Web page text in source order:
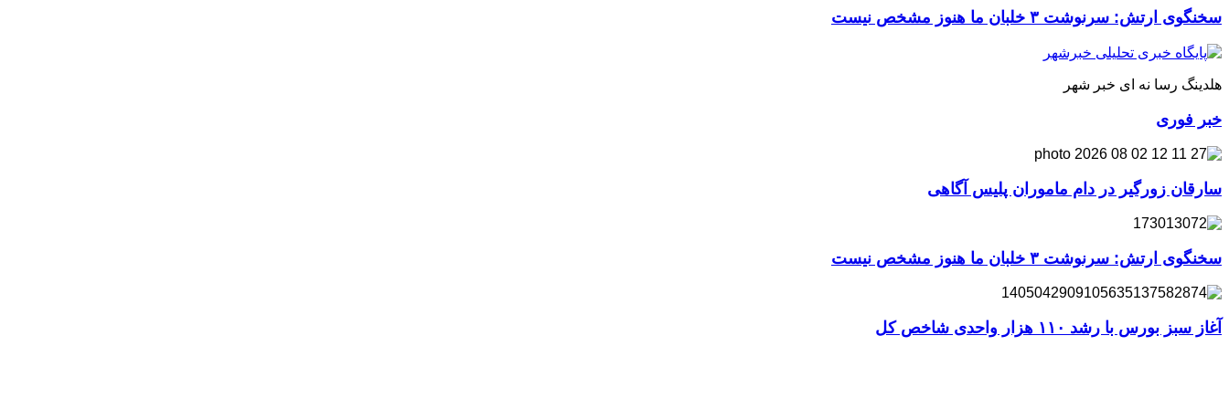
سخنگوی ارتش: سرنوشت ۳ خلبان ما هنوز مشخص نیست
هلدینگ رسا نه ای خبر شهر
خبر فوری
سارقان زورگیر در دام ماموران پلیس آگاهی
سخنگوی ارتش: سرنوشت ۳ خلبان ما هنوز مشخص نیست
آغاز سبز بورس با رشد ۱۱۰ هزار واحدی شاخص کل